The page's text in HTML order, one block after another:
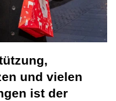
und vielen
ist der